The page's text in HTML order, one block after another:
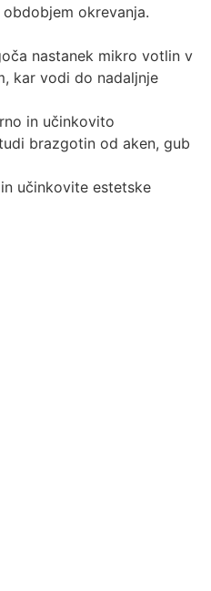
okrevanja.
nastanek mikro votlin v
kar vodi do nadaljnje
in učinkovito
brazgotin od aken, gub
učinkovite estetske